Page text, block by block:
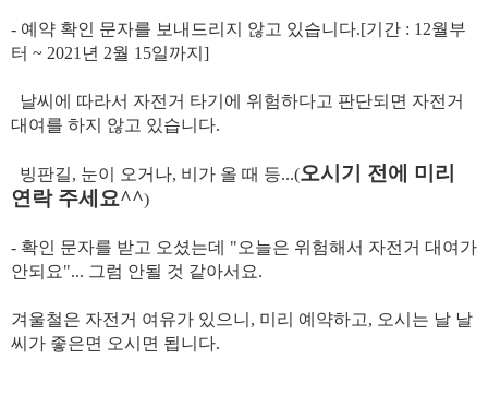
- 예약 확인 문자를 보내드리지 않고 있습니다.[기간 : 12월부
터 ~ 2021년 2월 15일까지]
날씨에 따라서 자전거 타기에 위험하다고 판단되면 자전거
대여를 하지 않고 있습니다.
빙판길, 눈이 오거나, 비가 올 때 등...(오시기 전에 미리
연락 주세요^^)
- 확인 문자를 받고 오셨는데 "오늘은 위험해서 자전거 대여가
안되요"... 그럼 안될 것 같아서요.
겨울철은 자전거 여유가 있으니, 미리 예약하고, 오시는 날 날
씨가 좋은면 오시면 됩니다.